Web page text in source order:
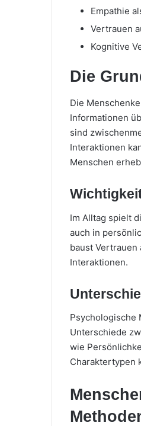
Empathie
Vertrauen
Kognitive
Die
Die
Informationen
sind
Interaktionen
Menschen
Im Alltag spielt
auch in
baust
Interaktionen.
Psychologische
Unterschiede
wie
Charaktertypen